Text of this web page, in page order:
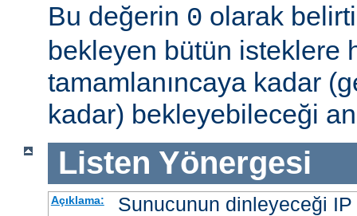
Bu değerin 0 olarak
bekleyen bütün isteklere
tamamlanıncaya kadar
kadar) bekleyebileceği
Listen Yönergesi
Açıklama: Sunucunun dinleyeceği